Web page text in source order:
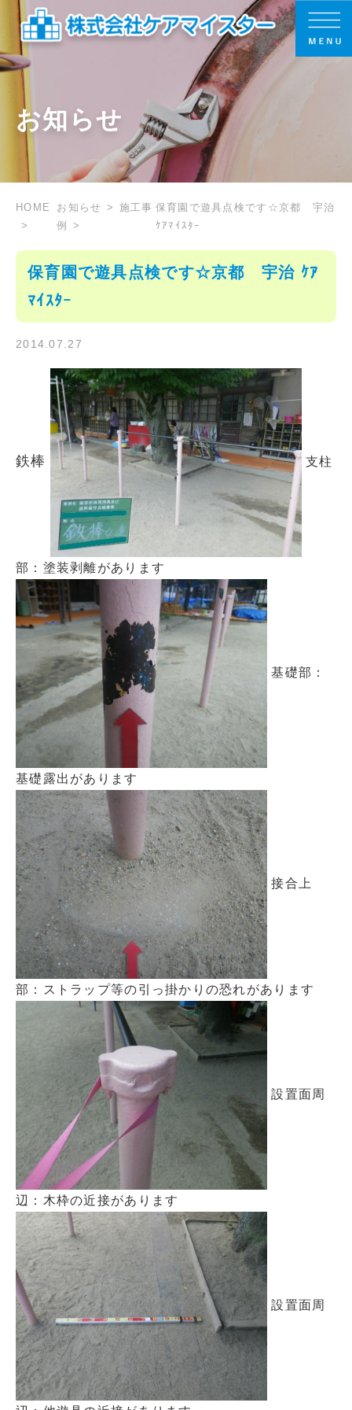
お知らせ
HOME お知らせ
施工事
例
保育園で遊具点検です☆京都 宇治
ｹｱﾏｲｽﾀｰ
保育園で遊具点検です☆京都 宇治 ｹｱ
ﾏｲｽﾀｰ
2014.07.27
鉄棒 支柱
部：塗装剥離があります
基礎部：
基礎露出があります
接合上
部：ストラップ等の引っ掛かりの恐れがあります
設置面周
辺：木枠の近接があります
設置面周